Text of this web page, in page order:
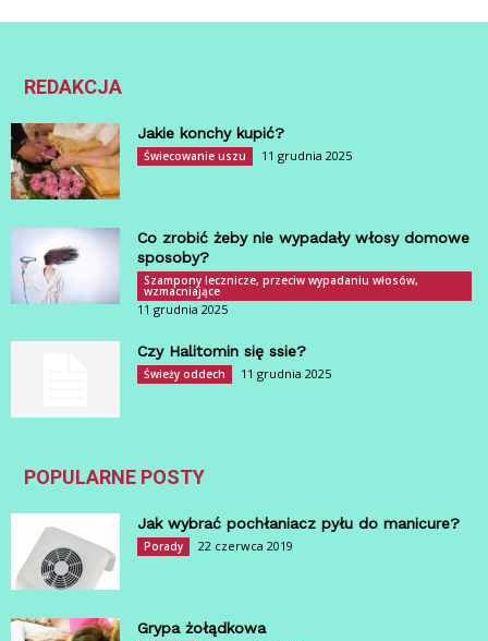
REDAKCJA
Jakie konchy kupić?
Świecowanie uszu 11 grudnia 2025
Co zrobić żeby nie wypadały włosy domowe
sposoby?
Szampony lecznicze, przeciw wypadaniu włosów,
wzmacniające
11 grudnia 2025
Czy Halitomin się ssie?
Świeży oddech 11 grudnia 2025
POPULARNE POSTY
Jak wybrać pochłaniacz pyłu do manicure?
Porady 22 czerwca 2019
Grypa żołądkowa